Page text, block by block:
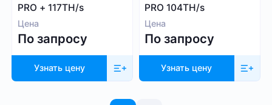
PRO + 117TH/s
Цена
По запросу
Узнать цену
PRO 104TH/s
Цена
По запросу
Узнать цену